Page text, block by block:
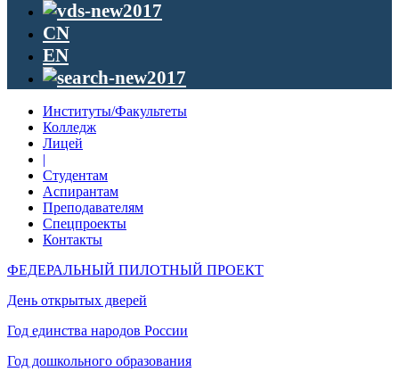
CN
EN
Институты/Факультеты
Колледж
Лицей
|
Студентам
Аспирантам
Преподавателям
Спецпроекты
Контакты
ФЕДЕРАЛЬНЫЙ ПИЛОТНЫЙ ПРОЕКТ
День открытых дверей
Год единства народов России
Год дошкольного образования